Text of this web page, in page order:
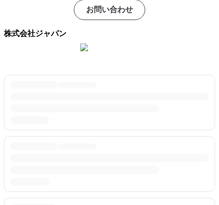
お問い合わせ
株式会社ジャパン